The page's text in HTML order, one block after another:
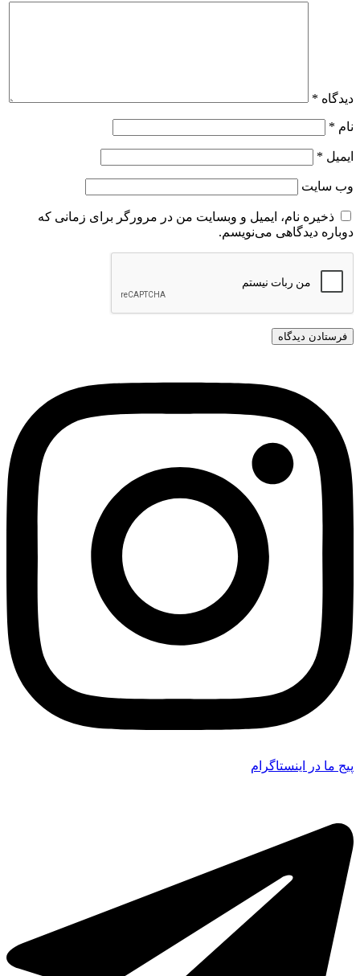
دیدگاه *
نام *
ایمیل *
وب‌ سایت
ذخیره نام، ایمیل و وبسایت من در مرورگر برای زمانی که
دوباره دیدگاهی می‌نویسم.
پیج ما در اینستاگرام